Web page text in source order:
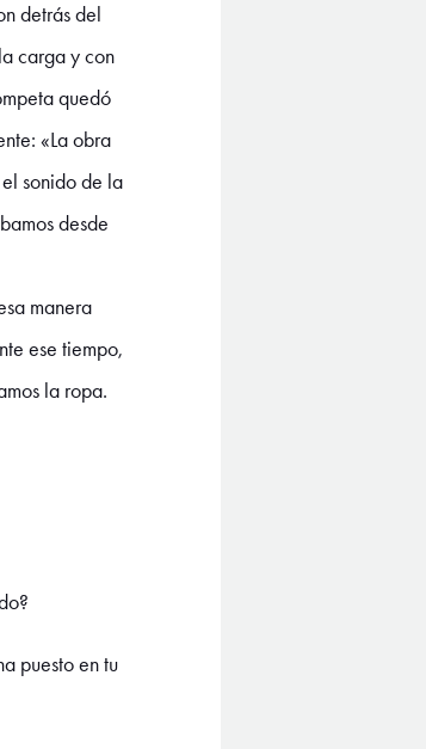
detrás del
carga y con
quedó
«La obra
sonido de la
desde
manera
ese tiempo,
la ropa.
puesto en tu